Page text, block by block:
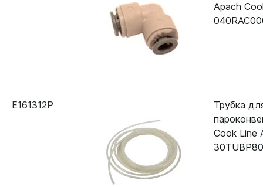
Apach
E161312P
Трубка
Cook Line